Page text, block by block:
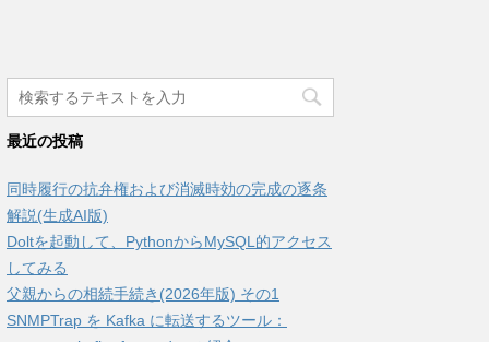
最近の投稿
同時履行の抗弁権および消滅時効の完成の逐条
解説(生成AI版)
Doltを起動して、PythonからMySQL的アクセス
してみる
父親からの相続手続き(2026年版) その1
SNMPTrap を Kafka に転送するツール：